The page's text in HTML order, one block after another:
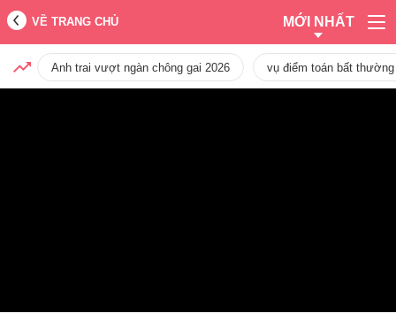
VỀ TRANG CHỦ MỚI NHẤT
Anh trai vượt ngàn chông gai 2026 vụ điểm toán bất